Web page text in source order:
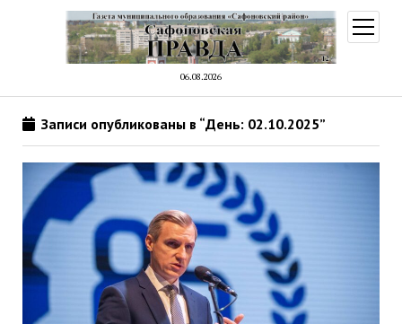
06.08.2026
меню
Записи опубликованы в “День: 02.10.2025”